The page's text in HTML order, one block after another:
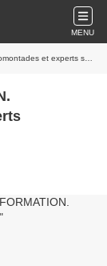
MENU
et experts stipendiés.